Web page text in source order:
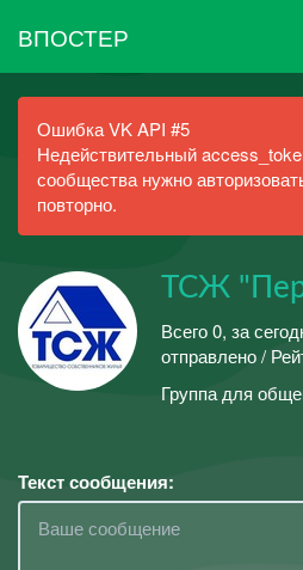
ВПОСТЕР
Ошибка VK API #5
Недействительный
сообщества нужно
повторно.
ТСЖ
Всего 0, за
отправлено /
Группа для
Текст сообщения: